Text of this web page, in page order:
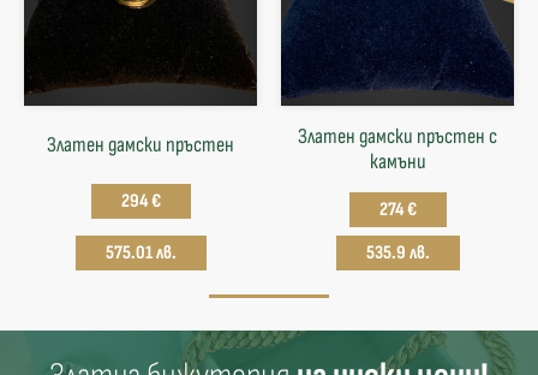
Златен дамски пръстен
294 €
575.01 лв.
Златен дамски пръстен с
камъни
274 €
535.9 лв.